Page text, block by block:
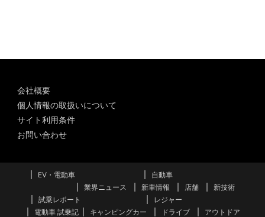
会社概要
個人情報の取扱いについて
サイト利用条件
お問い合わせ
EV・電動車
自動車
業界ニュース
新車情報 店舗
新技術
試乗レポート
電動車 試乗記
レジャー
キャンピングカー
ドライブ アウトドア